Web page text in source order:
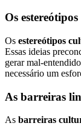
Os
Os estereótipos
Essas ideias
gerar mal-
necessário um
As barreiras
As barreiras